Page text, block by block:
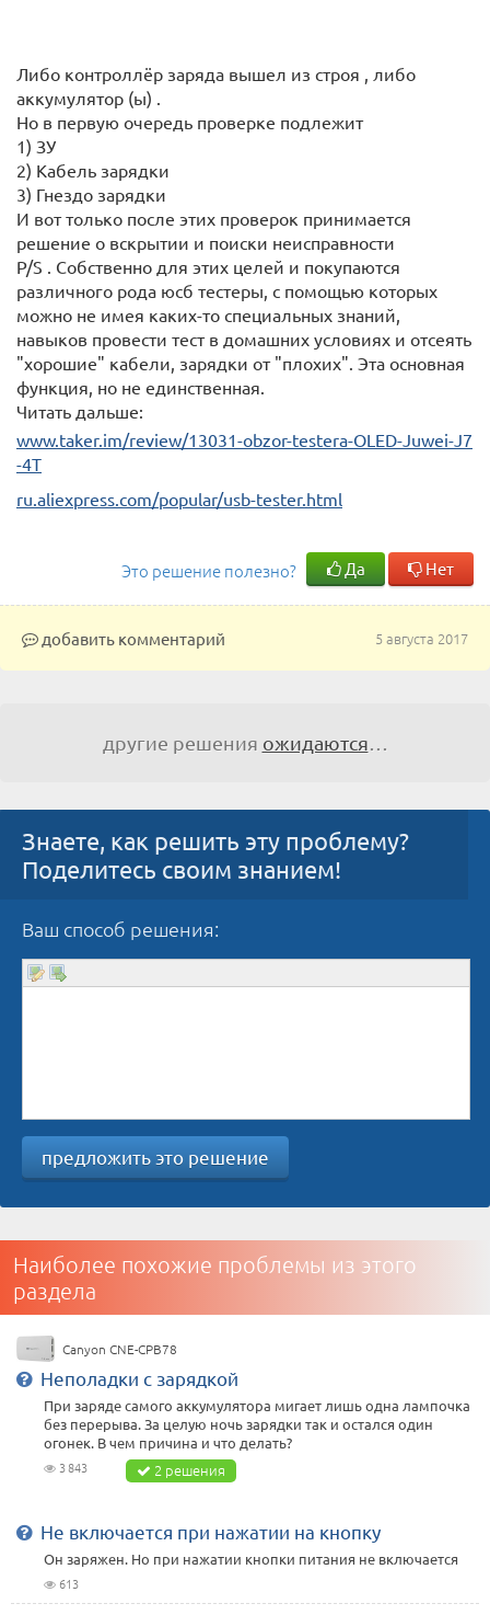
Либо контроллёр заряда вышел из строя , либо
аккумулятор (ы) .
Но в первую очередь проверке подлежит
1) ЗУ
2) Кабель зарядки
3) Гнездо зарядки
И вот только после этих проверок принимается
решение о вскрытии и поиски неисправности
P/S . Собственно для этих целей и покупаются
различного рода юсб тестеры, с помощью которых
можно не имея каких-то специальных знаний,
навыков провести тест в домашних условиях и отсеять
"хорошие" кабели, зарядки от "плохих". Эта основная
функция, но не единственная.
Читать дальше:
www.taker.im/review/13031-obzor-testera-OLED-Juwei-J7
-4T
ru.aliexpress.com/popular/usb-tester.html
Это решение полезно? Да Нет
5 августа 2017
добавить комментарий
другие решения ожидаются…
Знаете, как решить эту проблему?
Поделитесь своим знанием!
Ваш способ решения:
предложить это решение
Наиболее похожие проблемы из этого
раздела
Canyon CNE-CPB78
Неполадки с зарядкой
При заряде самого аккумулятора мигает лишь одна лампочка
без перерыва. За целую ночь зарядки так и остался один
огонек. В чем причина и что делать?
3 843 2 решения
Не включается при нажатии на кнопку
Он заряжен. Но при нажатии кнопки питания не включается
613